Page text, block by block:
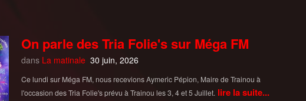
On parle des Tria Folie's sur Méga FM
dans La matinale 30 juin, 2026
Ce lundi sur Méga FM, nous recevions Aymeric Pépion, Maire de Trainou à
l'occasion des Tria Folie's prévu à Trainou les 3, 4 et 5 Juillet. lire la suite...